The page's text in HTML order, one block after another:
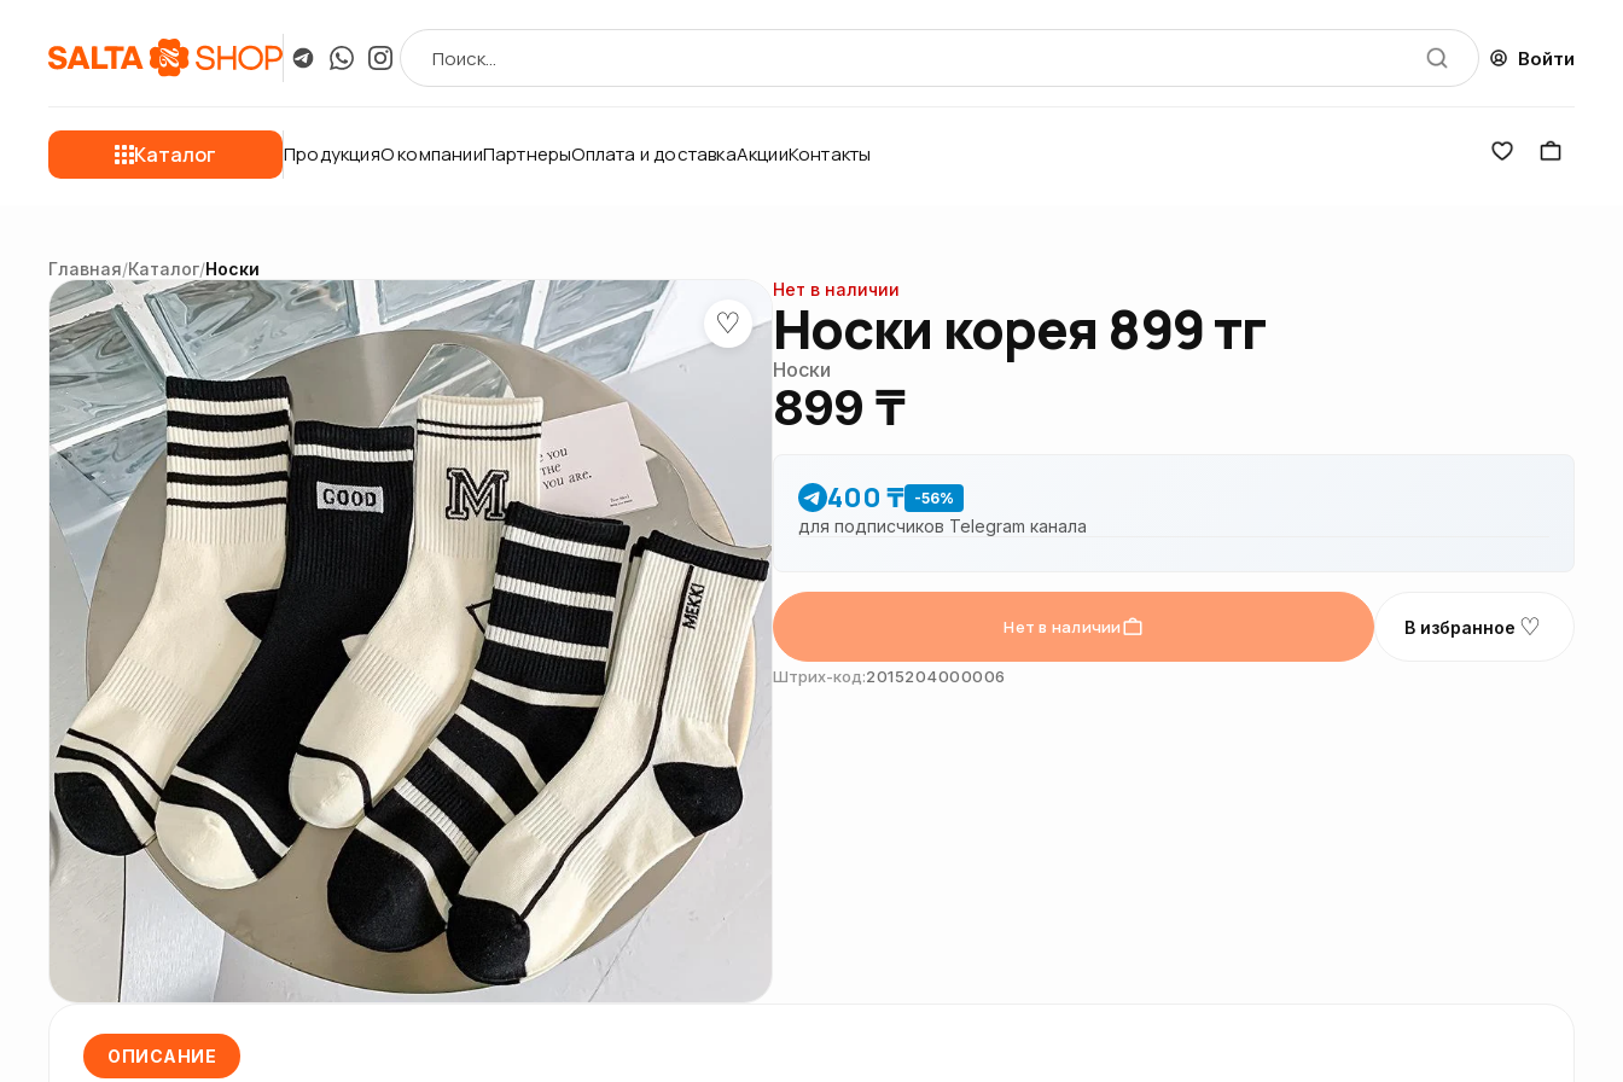
Войти
Каталог ПродукцияО компанииПартнерыОплата и доставкаАкцииКонтакты
Главная/Каталог/Носки
♡
Нет в наличии
Носки корея 899 тг
Носки
899 ₸
400 ₸ -56%
для подписчиков Telegram канала
Нет в наличии В избранное ♡
Штрих-код:2015204000006
ОПИСАНИЕ